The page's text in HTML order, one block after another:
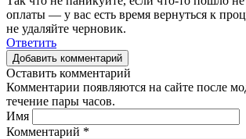
оплаты — у вас есть время вернуться к
не удаляйте черновик.
Ответить
Добавить комментарий
Оставить комментарий
Комментарии появляются на сайте после
течение пары часов.
Имя
Комментарий *